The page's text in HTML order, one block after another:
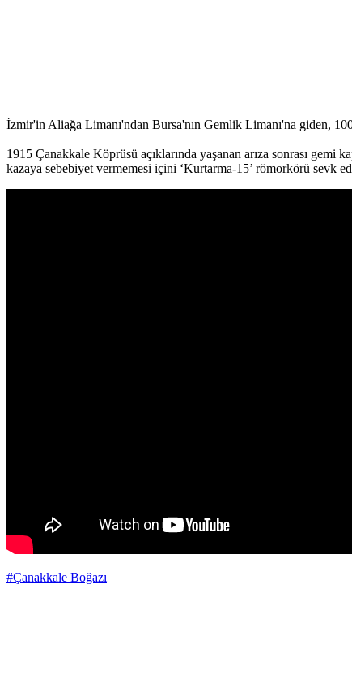
İzmir'in Aliağa Limanı'ndan Bursa'nın Gemlik Limanı'na giden,
1915 Çanakkale Köprüsü açıklarında yaşanan arıza sonrası
kazaya sebebiyet vermemesi içini ‘Kurtarma-15’ römorkörü sevk
#Çanakkale Boğazı